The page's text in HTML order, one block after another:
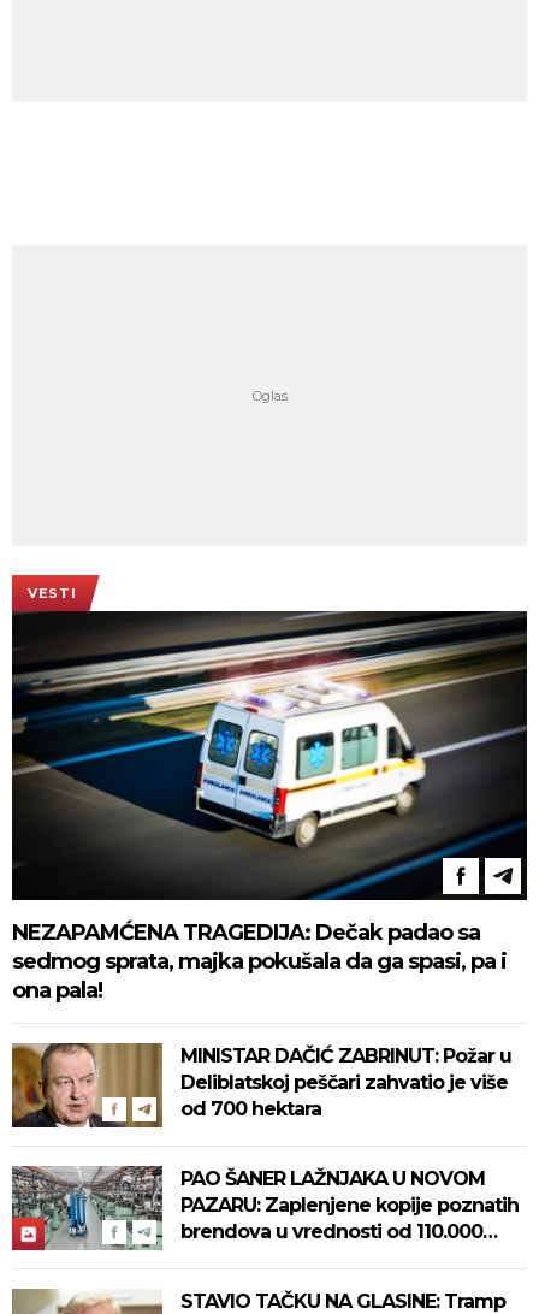
VESTI
NEZAPAMĆENA TRAGEDIJA: Dečak padao sa
sedmog sprata, majka pokušala da ga spasi, pa i
ona pala!
MINISTAR DAČIĆ ZABRINUT: Požar u
Deliblatskoj peščari zahvatio je više
od 700 hektara
PAO ŠANER LAŽNJAKA U NOVOM
PAZARU: Zaplenjene kopije poznatih
brendova u vrednosti od 110.000
STAVIO TAČKU NA GLASINE: Tramp